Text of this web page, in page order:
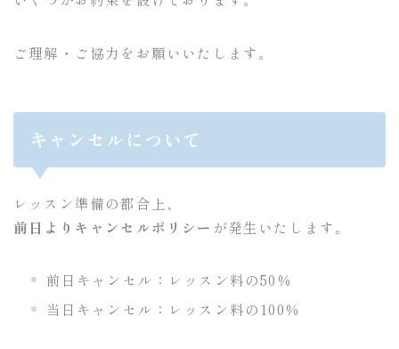
ご理解・ご協力をお願いいたします。
キャンセルについて
レッスン準備の都合上、
前日よりキャンセルポリシー が発生いたします。
前日キャンセル：レッスン料の50％
当日キャンセル：レッスン料の100％